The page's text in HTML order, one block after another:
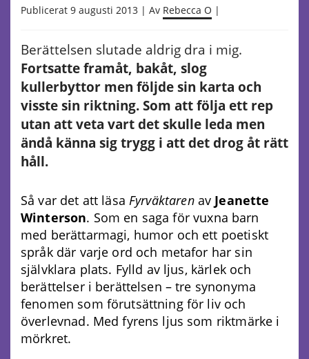
Publicerat 9 augusti 2013 | Av Rebecca O |
Berättelsen slutade aldrig dra i mig.
Fortsatte framåt, bakåt, slog
kullerbyttor men följde sin karta och
visste sin riktning. Som att följa ett rep
utan att veta vart det skulle leda men
ändå känna sig trygg i att det drog åt rätt
håll.
Så var det att läsa Fyrväktarenav Jeanette
Winterson. Som en saga för vuxna barn
med berättarmagi, humor och ett poetiskt
språk där varje ord och metafor har sin
självklara plats. Fylld av ljus, kärlek och
berättelser i berättelsen – tre synonyma
fenomen som förutsättning för liv och
överlevnad. Med fyrens ljus som riktmärke i
mörkret.